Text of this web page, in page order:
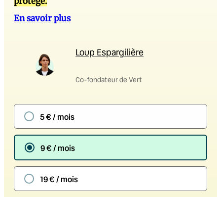
En savoir plus
Loup Espargilière
Co-fondateur de Vert
5 € / mois
9 € / mois
19 € / mois